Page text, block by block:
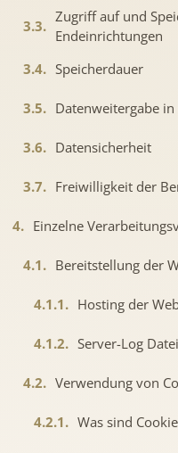
3.3.
Zugriff auf und
Endeinrichtungen
3.4. Speicherdauer
3.5. Datenweitergabe in
3.6. Datensicherheit
3.7. Freiwilligkeit der
4. Einzelne
4.1. Bereitstellung der
4.1.1. Hosting der
4.1.2. Server-Log
4.2. Verwendung von
4.2.1. Was sind